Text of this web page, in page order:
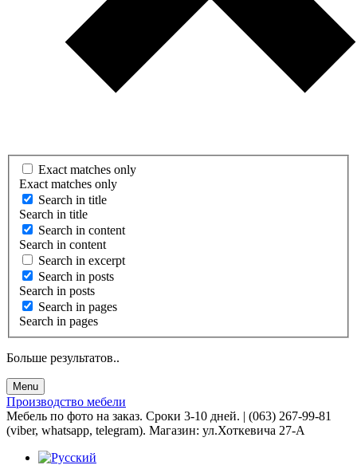
Exact matches only
Exact matches only
Search in title
Search in title
Search in content
Search in content
Search in excerpt
Search in posts
Search in posts
Search in pages
Search in pages
Больше результатов..
Menu
Производство мебели
Мебель по фото на заказ. Сроки 3-10 дней. | (063) 267-99-81
(viber, whatsapp, telegram). Магазин: ул.Хоткевича 27-А